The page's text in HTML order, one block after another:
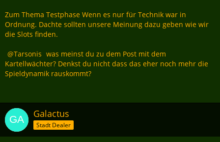
Zum Thema Testphase Wenn es nur für Technik war in
Ordnung. Dachte sollten unsere Meinung dazu geben wie wir
die Slots finden.
Tarsonis was meinst du zu dem Post mit dem
Kartellwächter? Denkst du nicht dass das eher noch mehr die
Spieldynamik rauskommt?
Galactus
Stadt Dealer